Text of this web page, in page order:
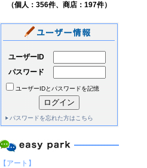
（個人：356件、商店：197件）
ユーザーID
パスワード
ユーザーIDとパスワードを記憶
パスワードを忘れた方はこちら
【アート】